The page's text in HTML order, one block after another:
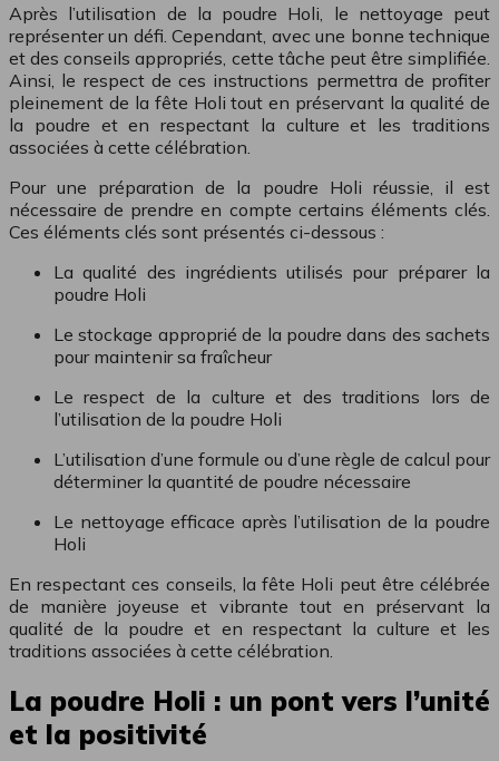
Après l’utilisation de la poudre Holi, le nettoyage peut
représenter un défi. Cependant, avec une bonne technique
et des conseils appropriés, cette tâche peut être simplifiée.
Ainsi, le respect de ces instructions permettra de profiter
pleinement de la fête Holi tout en préservant la qualité de
la poudre et en respectant la culture et les traditions
associées à cette célébration.
Pour une préparation de la poudre Holi réussie, il est
nécessaire de prendre en compte certains éléments clés.
Ces éléments clés sont présentés ci-dessous :
La qualité des ingrédients utilisés pour préparer la
poudre Holi
Le stockage approprié de la poudre dans des sachets
pour maintenir sa fraîcheur
Le respect de la culture et des traditions lors de
l’utilisation de la poudre Holi
L’utilisation d’une formule ou d’une règle de calcul pour
déterminer la quantité de poudre nécessaire
Le nettoyage efficace après l’utilisation de la poudre
Holi
En respectant ces conseils, la fête Holi peut être célébrée
de manière joyeuse et vibrante tout en préservant la
qualité de la poudre et en respectant la culture et les
traditions associées à cette célébration.
La poudre Holi : un pont vers l’unité
et la positivité